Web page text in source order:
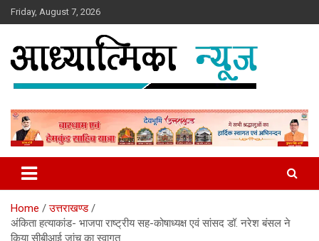
Skip
to
Friday, August 7, 2026
Aadhyatmika News
Home
उत्तराखण्ड
अंकिता हत्याकांड- भाजपा राष्ट्रीय सह-कोषाध्यक्ष एवं सांसद डॉ. नरेश बंसल ने
किया सीबीआई जांच का स्वागत